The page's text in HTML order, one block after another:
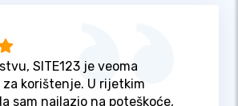
SITE123 je veoma
korištenje. U rijetkim
sam nailazio na poteškoće,